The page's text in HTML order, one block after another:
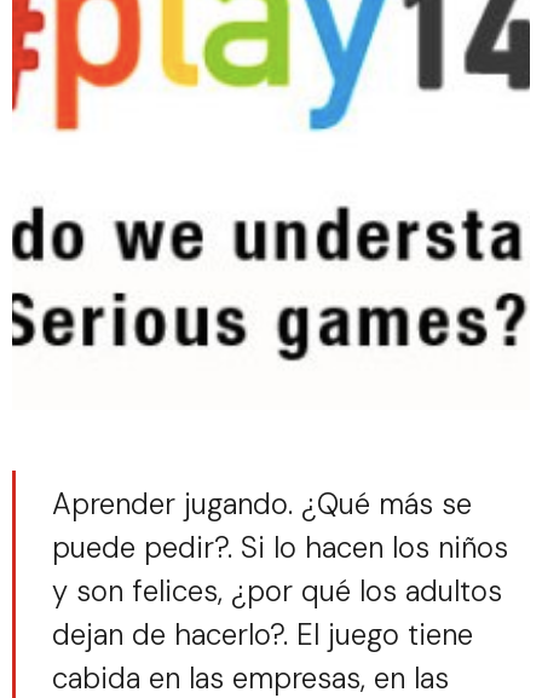
Aprender jugando. ¿Qué más se
puede pedir?. Si lo hacen los niños
y son felices, ¿por qué los adultos
dejan de hacerlo?. El juego tiene
cabida en las empresas, en las